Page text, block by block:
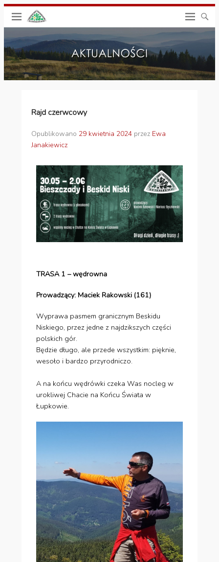
Rajd czerwcowy
Opublikowano 29 kwietnia 2024 przez Ewa
Janakiewicz
TRASA 1 – wędrowna
Prowadzący: Maciek Rakowski (161)
Wyprawa pasmem granicznym Beskidu
Niskiego, przez jedne z najdzikszych części
polskich gór.
Będzie długo, ale przede wszystkim: pięknie,
wesoło i bardzo przyrodniczo.
A na końcu wędrówki czeka Was nocleg w
urokliwej Chacie na Końcu Świata w
Łupkowie.